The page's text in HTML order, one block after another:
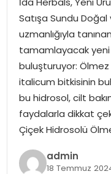
MAGAZIN
SPOR
EĞITIM
OTOMOBIL
TEKNOLOJI
Satışa Sundu
uzmanlığıyla
tamamlayacak
buluşturuyor:
italicum bitkisinin
bu hidrosol, cilt
faydalarla dikkat
Çiçek Hidrosolü
admin
18 Temmuz